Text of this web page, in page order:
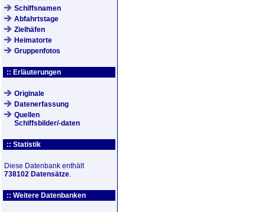
Schiffsnamen
Abfahrtstage
Zielhäfen
Heimatorte
Gruppenfotos
:: Erläuterungen
Originale
Datenerfassung
Quellen
Schiffsbilder/-daten
:: Statistik
Diese Datenbank enthält
738102 Datensätze.
:: Weitere Datenbanken